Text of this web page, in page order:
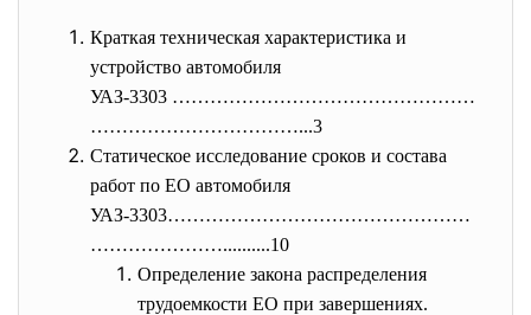
Краткая техническая характеристика и
устройство автомобиля
УАЗ-3303 …………………………………………
……………………………...3
Статическое исследование сроков и состава
работ по ЕО автомобиля
УАЗ-3303…………………………………………
…………………..........10
Определение закона распределения
трудоемкости ЕО при завершениях.